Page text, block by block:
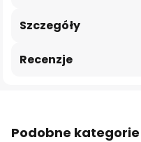
Szczegóły
Recenzje
Podobne kategorie